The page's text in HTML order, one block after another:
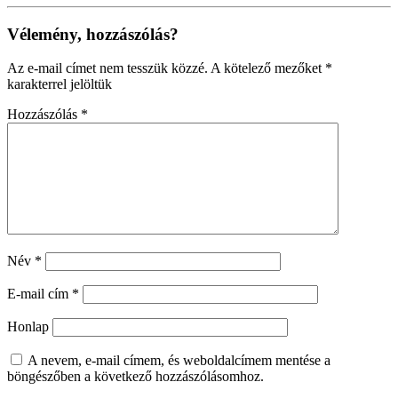
Vélemény, hozzászólás?
Az e-mail címet nem tesszük közzé. A kötelező mezőket *
karakterrel jelöltük
Hozzászólás *
Név *
E-mail cím *
Honlap
A nevem, e-mail címem, és weboldalcímem mentése a
böngészőben a következő hozzászólásomhoz.